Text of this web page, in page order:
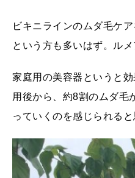
ビキニラインのムダ毛ケ
という方も多いはず。ル
家庭用の美容器というと
用後から、約8割のムダ毛
っていくのを感じられると